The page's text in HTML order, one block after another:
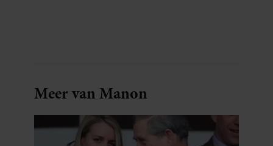
Meer van Manon